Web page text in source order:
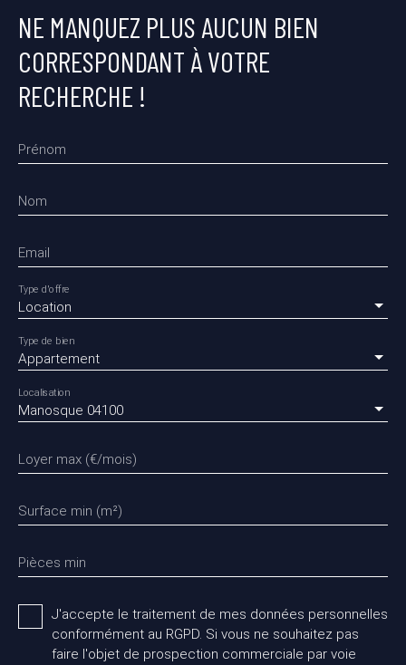
NE MANQUEZ PLUS AUCUN BIEN
CORRESPONDANT À VOTRE
RECHERCHE !
Prénom
Nom
Email
Location
Type d'offre
Appartement
Type de bien
Manosque 04100
Localisation
Loyer max (€/mois)
Surface min (m²)
Pièces min
J'accepte le traitement de mes données personnelles
conformément au RGPD. Si vous ne souhaitez pas
faire l'objet de prospection commerciale par voie